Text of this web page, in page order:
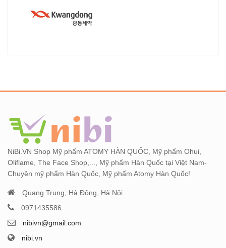
NiBi.VN Shop Mỹ phẩm ATOMY HÀN QUỐC, Mỹ phẩm Ohui,
Oliflame, The Face Shop,..., Mỹ phẩm Hàn Quốc tại Việt Nam-
Chuyên mỹ phẩm Hàn Quốc, Mỹ phẩm Atomy Hàn Quốc!
Quang Trung, Hà Đông, Hà Nội
0971435586
nibivn@gmail.com
nibi.vn